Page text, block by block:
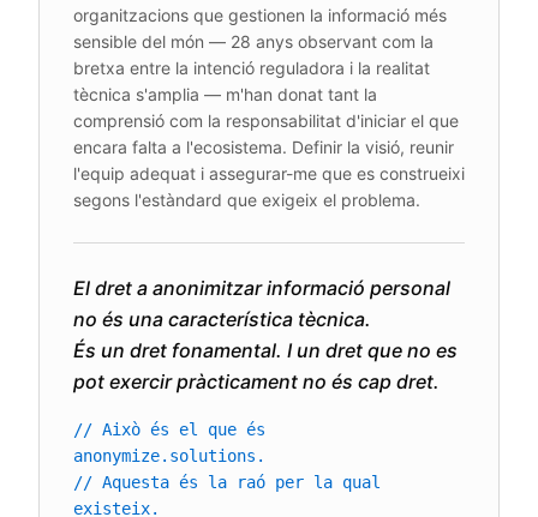
organitzacions que gestionen la informació més
sensible del món — 28 anys observant com la
bretxa entre la intenció reguladora i la realitat
tècnica s'amplia — m'han donat tant la
comprensió com la responsabilitat d'iniciar el que
encara falta a l'ecosistema. Definir la visió, reunir
l'equip adequat i assegurar-me que es construeixi
segons l'estàndard que exigeix el problema.
El dret a anonimitzar informació personal
no és una característica tècnica.
És un dret fonamental. I un dret que no es
pot exercir pràcticament no és cap dret.
// Això és el que és
anonymize.solutions.
// Aquesta és la raó per la qual
existeix.